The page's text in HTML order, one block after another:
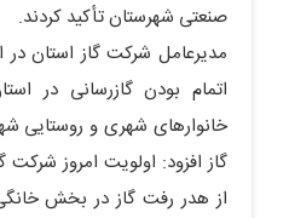
صنعتی شهرستان تأکید کردند.
مدیرعامل شرکت گاز استان در
خانوارهای شهری و روستایی
گاز افزود: اولویت امروز شرکت
از هدر رفت گاز در بخش